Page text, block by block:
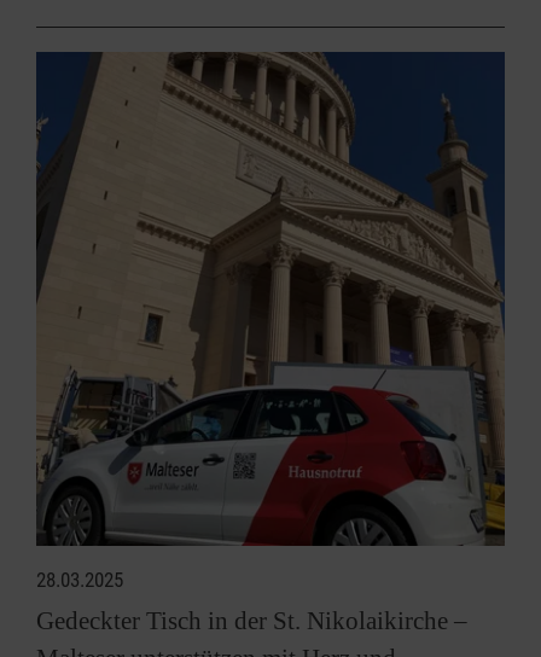
28.03.2025
Gedeckter Tisch in der St. Nikolaikirche –